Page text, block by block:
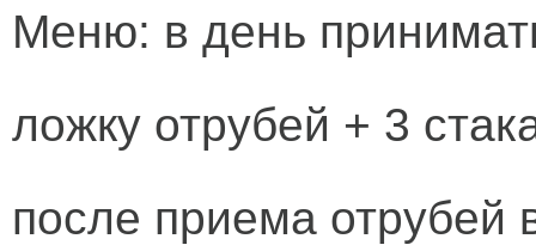
Меню: в день
ложку отрубей + 3
после приема отрубей